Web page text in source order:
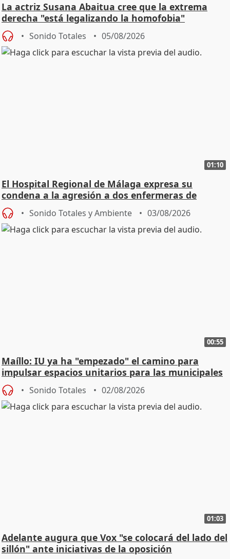
La actriz Susana Abaitua cree que la extrema
derecha "está legalizando la homofobia"
Sonido Totales 05/08/2026
01:10
El Hospital Regional de Málaga expresa su
condena a la agresión a dos enfermeras de
Urgencias
Sonido Totales y Ambiente 03/08/2026
00:55
Maíllo: IU ya ha "empezado" el camino para
impulsar espacios unitarios para las municipales
Sonido Totales 02/08/2026
01:03
Adelante augura que Vox "se colocará del lado del
sillón" ante iniciativas de la oposición